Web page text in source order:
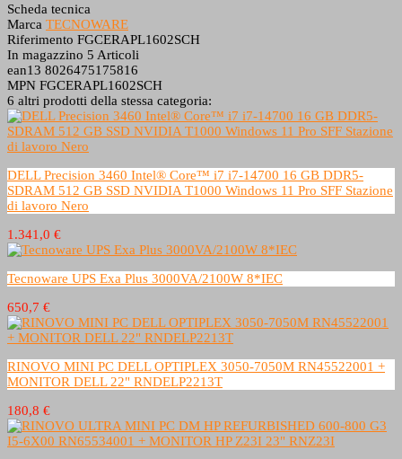
Scheda tecnica
Marca TECNOWARE
Riferimento FGCERAPL1602SCH
In magazzino 5 Articoli
ean13 8026475175816
MPN FGCERAPL1602SCH
6 altri prodotti della stessa categoria:
DELL Precision 3460 Intel® Core™ i7 i7-14700 16 GB DDR5-
SDRAM 512 GB SSD NVIDIA T1000 Windows 11 Pro SFF Stazione
di lavoro Nero
1.341,0 €
Tecnoware UPS Exa Plus 3000VA/2100W 8*IEC
650,7 €
RINOVO MINI PC DELL OPTIPLEX 3050-7050M RN45522001 +
MONITOR DELL 22" RNDELP2213T
180,8 €